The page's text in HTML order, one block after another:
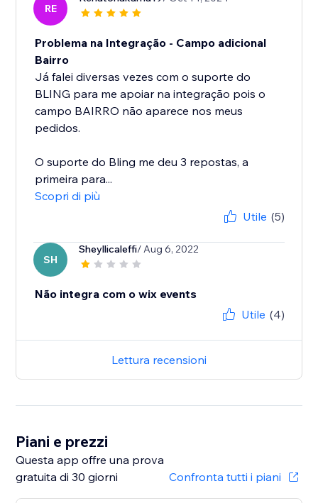
RE
Problema na Integração - Campo adicional
Bairro
Já falei diversas vezes com o suporte do
BLING para me apoiar na integração pois o
campo BAIRRO não aparece nos meus
pedidos.
O suporte do Bling me deu 3 repostas, a
primeira para...
Scopri di più
Utile (5)
SH
Sheyllicaleffi/ Aug 6, 2022
Não integra com o wix events
Utile (4)
Lettura recensioni
Piani e prezzi
Questa app offre una prova
gratuita di 30 giorni
Confronta tutti i piani